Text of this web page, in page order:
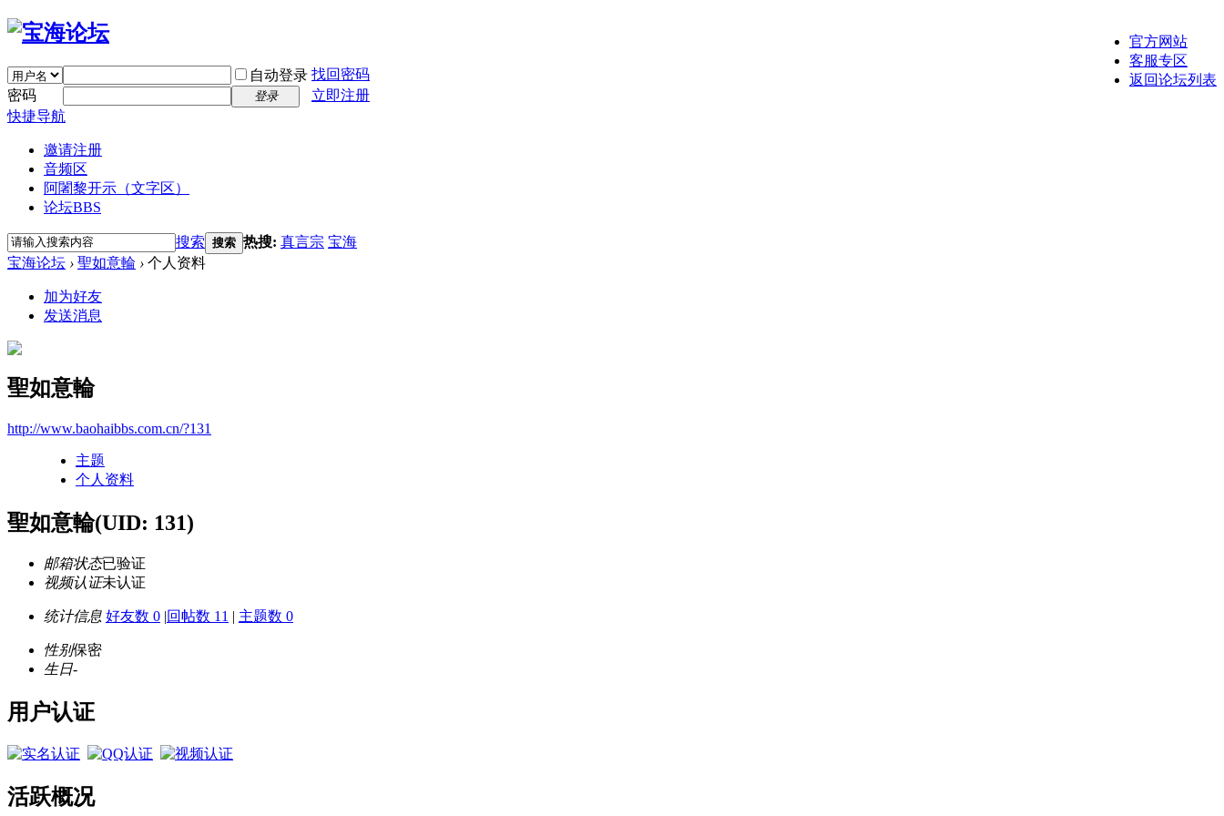
官方网站
客服专区
返回论坛列表
自动登录 找回密码
密码
登录
立即注册
快捷导航
邀请注册
音频区
阿闍黎开示（文字区）
论坛BBS
搜索 搜索 热搜: 真言宗 宝海
宝海论坛 › 聖如意輪 › 个人资料
加为好友
发送消息
聖如意輪
http://www.baohaibbs.com.cn/?131
主题
个人资料
聖如意輪(UID: 131)
邮箱状态已验证
视频认证未认证
统计信息 好友数 0 |回帖数 11 | 主题数 0
性别保密
生日-
用户认证
活跃概况